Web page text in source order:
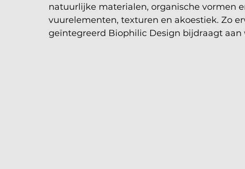
natuurlijke materialen, organische vormen
vuurelementen, texturen en akoestiek. Zo
geïntegreerd Biophilic Design bijdraagt aan